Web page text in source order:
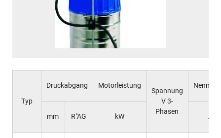
Typ
Druckabgang Motorleistung
Spannung
V 3-
Phasen
mm R"AG kW A